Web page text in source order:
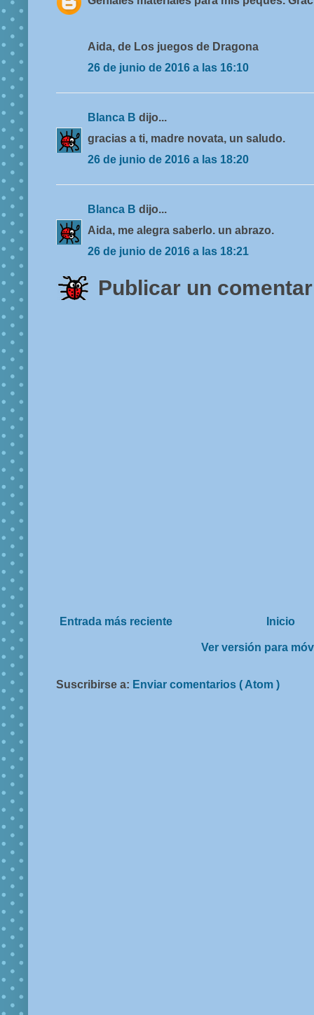
Aida, de Los juegos de Dragona
26 de junio de 2016 a las 16:10
Blanca B dijo...
gracias a ti, madre novata, un saludo.
26 de junio de 2016 a las 18:20
Blanca B dijo...
Aida, me alegra saberlo. un abrazo.
26 de junio de 2016 a las 18:21
Publicar un
Entrada más reciente Inicio
Ver versión para
Suscribirse a: Enviar comentarios ( Atom )